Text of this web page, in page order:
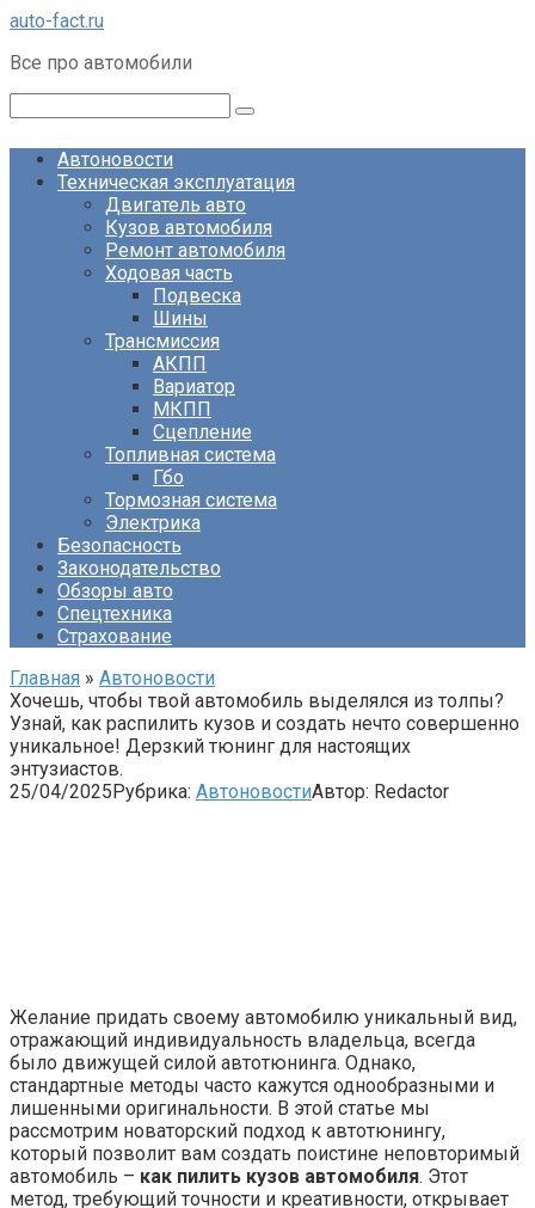
Перейти
контенту
auto-fact.ru
Все про автомобили
Автоновости
Техническая эксплуатация
Двигатель авто
Кузов автомобиля
Ремонт автомобиля
Ходовая часть
Подвеска
Шины
Трансмиссия
АКПП
Вариатор
МКПП
Сцепление
Топливная система
Гбо
Тормозная система
Электрика
Безопасность
Законодательство
Обзоры авто
Спецтехника
Страхование
Главная » Автоновости
Хочешь, чтобы твой автомобиль выделялся из толпы?
Узнай, как распилить кузов и создать нечто совершенно
уникальное! Дерзкий тюнинг для настоящих
энтузиастов.
25/04/2025Рубрика: АвтоновостиАвтор: Redactor
Желание придать своему автомобилю уникальный вид,
отражающий индивидуальность владельца, всегда
было движущей силой автотюнинга. Однако,
стандартные методы часто кажутся однообразными и
лишенными оригинальности. В этой статье мы
рассмотрим новаторский подход к автотюнингу,
который позволит вам создать поистине неповторимый
автомобиль – как пилить кузов автомобиля. Этот
метод, требующий точности и креативности, открывает